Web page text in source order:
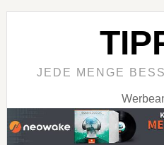
JEDE MENGE